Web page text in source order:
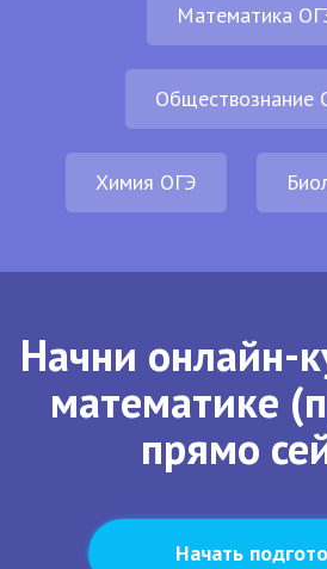
Математика
Обществознание
Химия ОГЭ
Начни онлайн-
математике
прямо
Начать